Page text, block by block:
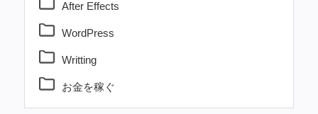
After Effects
WordPress
Writting
お金を稼ぐ